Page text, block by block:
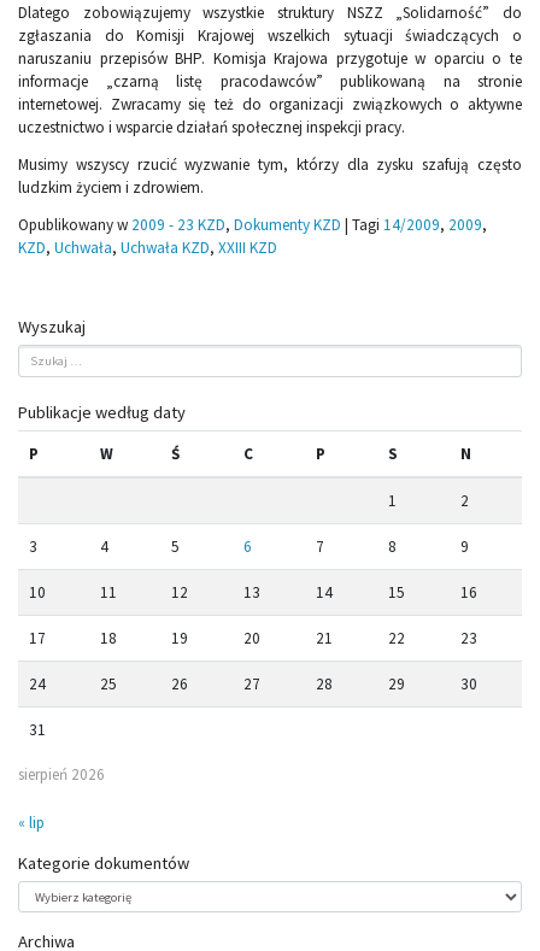
Dlatego zobowiązujemy wszystkie struktury NSZZ „Solidarność” do
zgłaszania do Komisji Krajowej wszelkich sytuacji świadczących o
naruszaniu przepisów BHP. Komisja Krajowa przygotuje w oparciu o te
informacje „czarną listę pracodawców” publikowaną na stronie
internetowej. Zwracamy się też do organizacji związkowych o aktywne
uczestnictwo i wsparcie działań społecznej inspekcji pracy.
Musimy wszyscy rzucić wyzwanie tym, którzy dla zysku szafują często
ludzkim życiem i zdrowiem.
Opublikowany w 2009 - 23 KZD, Dokumenty KZD | Tagi 14/2009, 2009,
KZD, Uchwała, Uchwała KZD, XXIII KZD
Wyszukaj
Publikacje według daty
sierpień 2026
P W Ś C P S N
1 2
3 4 5 6 7 8 9
10 11 12 13 14 15 16
17 18 19 20 21 22 23
24 25 26 27 28 29 30
31
« lip
Kategorie dokumentów
dokumentów
Archiwa